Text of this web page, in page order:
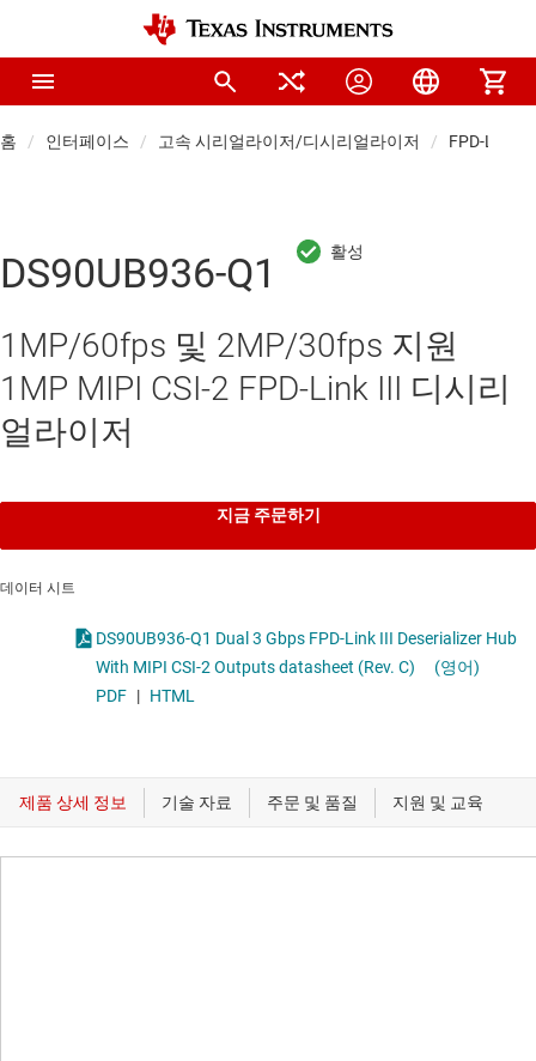
홈 인터페이스 고속 시리얼라이저/디시리얼라이저 FPD-Link
DS90UB936-Q1
1MP/60fps 및 2MP/30fps 지원
1MP MIPI CSI-2 FPD-Link III 디시리
얼라이저
지금 주문하기
데이터 시트
DS90UB936-Q1 Dual 3 Gbps FPD-Link III Deserializer Hub
With MIPI CSI-2 Outputs datasheet (Rev. C)
(영어)
PDF | HTML